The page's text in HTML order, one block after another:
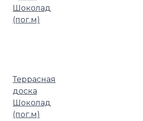
Террасная
доска
Шоколад
(пог.м)